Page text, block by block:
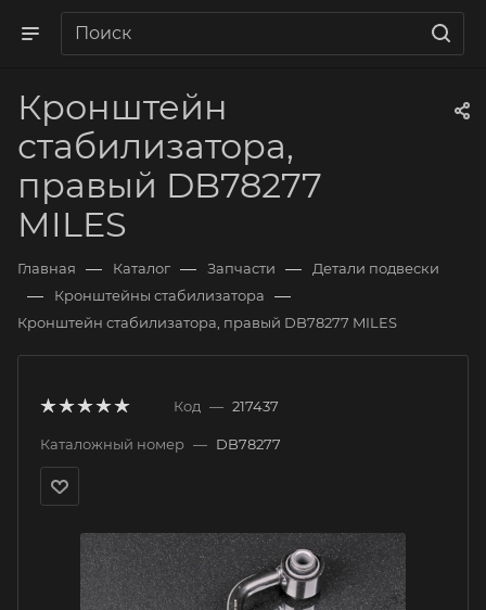
Кронштейн
стабилизатора,
правый DB78277
MILES
Главная — Каталог — Запчасти — Детали подвески
— Кронштейны стабилизатора —
Кронштейн стабилизатора, правый DB78277 MILES
Код — 217437
Каталожный номер — DB78277